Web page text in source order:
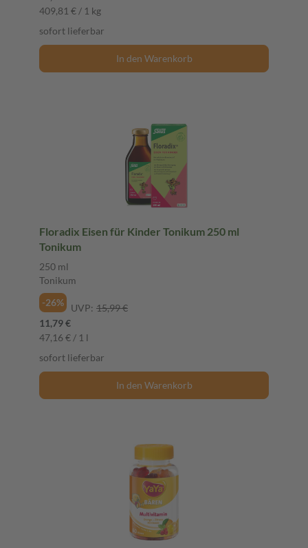
409,81 € / 1 kg
sofort lieferbar
In den Warenkorb
Floradix Eisen für Kinder Tonikum 250 ml
Tonikum
250 ml
Tonikum
-26%
UVP: 15,99 €
11,79 €
47,16 € / 1 l
sofort lieferbar
In den Warenkorb